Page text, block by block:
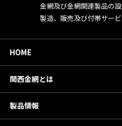
金網及び金網関連製品の設
製造、販売及び付帯サービ
HOME
関西金網とは
製品情報